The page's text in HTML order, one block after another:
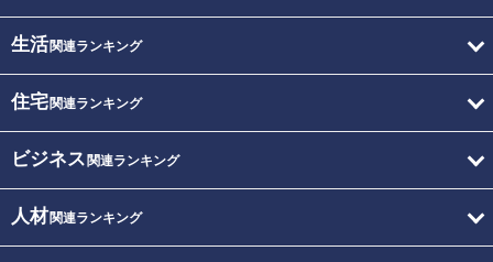
生活関連ランキング
住宅関連ランキング
ビジネス 関連ランキング
人材関連ランキング